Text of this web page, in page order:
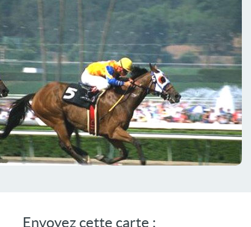
Envoyez cette carte :